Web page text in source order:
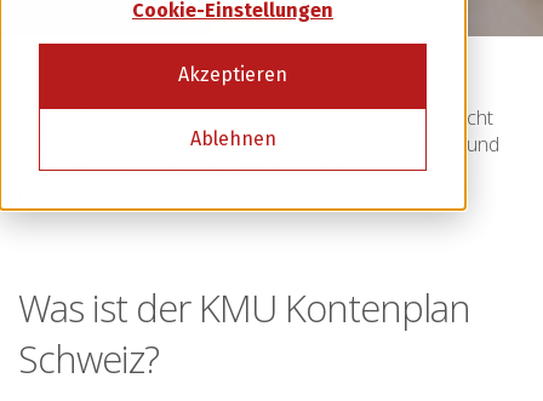
Cookie-Einstellungen
Akzeptieren
Ablehnen
Lesen Sie die wichtigsten Informationen über die Pflicht
zur Buchführung in der Schweiz, die Revisionspflicht und
weshalb eine saubere Buchführung Ihr
Was ist der KMU Kontenplan
Schweiz?